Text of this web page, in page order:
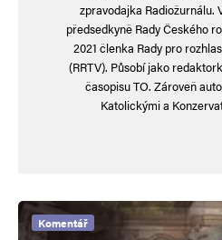
zpravodajka Radiožurnálu.
předsedkyně Rady Českého
2021 členka Rady pro
(RRTV). Působí jako
časopisu TO. Zároveň
Katolickými a
Komentář